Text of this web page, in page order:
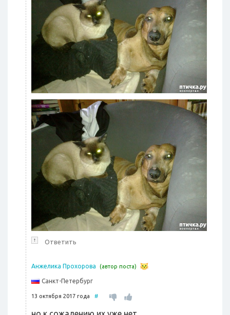
↑ Ответить
Анжелика Прохорова (автор поста)
Санкт-Петербург
13 октября 2017 года #